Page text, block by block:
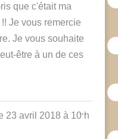
que c'était ma
Je vous remercie
Je vous souhaite
être à un de ces
23 avril 2018 à 10 h
...
cette